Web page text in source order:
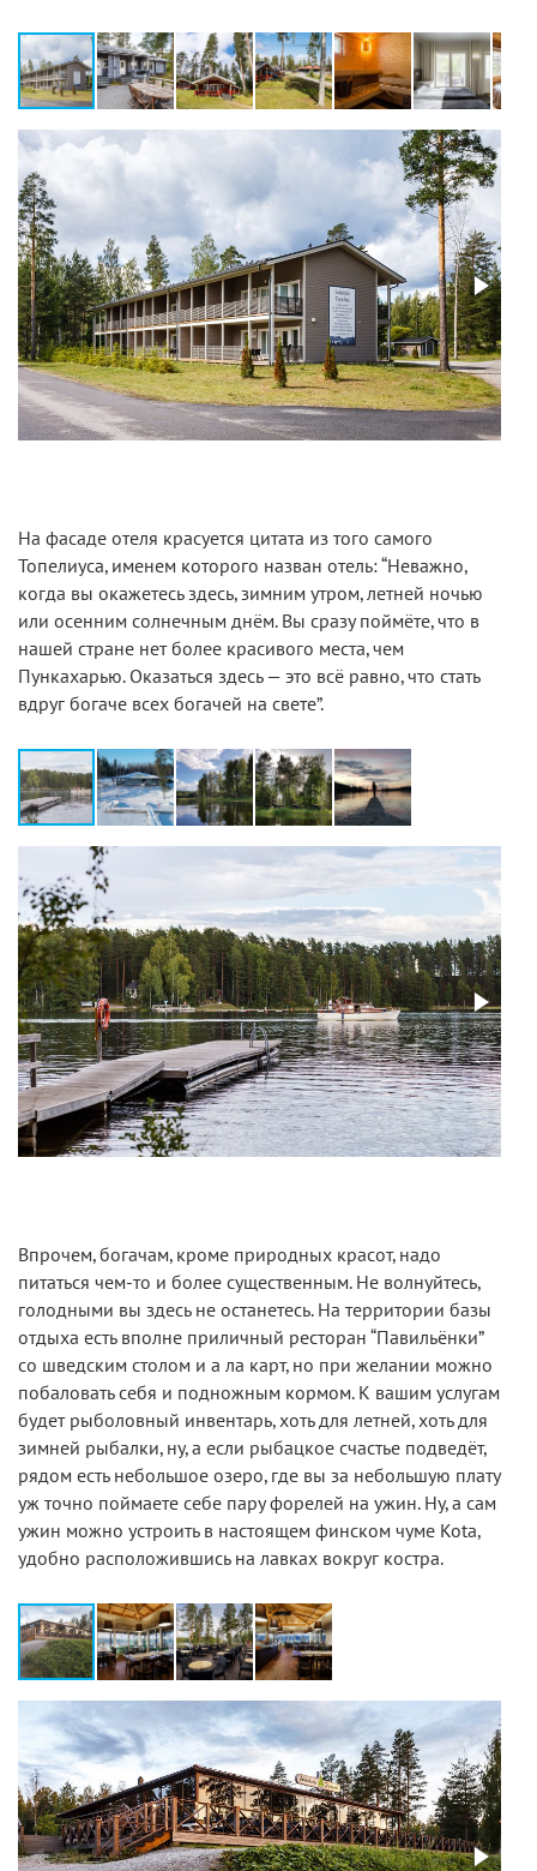
На фасаде отеля красуется цитата из того самого
Топелиуса, именем которого назван отель: “Неважно,
когда вы окажетесь здесь, зимним утром, летней ночью
или осенним солнечным днём. Вы сразу поймёте, что в
нашей стране нет более красивого места, чем
Пункахарью. Оказаться здесь — это всё равно, что стать
вдруг богаче всех богачей на свете”.
Впрочем, богачам, кроме природных красот, надо
питаться чем-то и более существенным. Не волнуйтесь,
голодными вы здесь не останетесь. На территории базы
отдыха есть вполне приличный ресторан “Павильёнки”
со шведским столом и а ла карт, но при желании можно
побаловать себя и подножным кормом. К вашим услугам
будет рыболовный инвентарь, хоть для летней, хоть для
зимней рыбалки, ну, а если рыбацкое счастье подведёт,
рядом есть небольшое озеро, где вы за небольшую плату
уж точно поймаете себе пару форелей на ужин. Ну, а сам
ужин можно устроить в настоящем финском чуме Kota,
удобно расположившись на лавках вокруг костра.